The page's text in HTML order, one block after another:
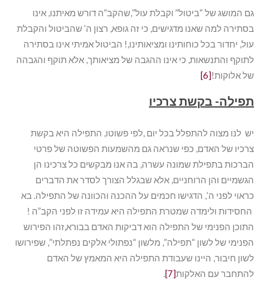
גם המושג של “ביטול” וקבלת עול”,שהקב”ה דורש מאיתנו, אינו
בסתירה למה שאנו מדגישים, כי זה גופא, רצון ה’ שהביטול והקבלת
עול, יחדור בכל כוחותינו ומציאותינו,! הביטול אמיתי אינו בסתירה
לתוקף והתנשאות, כי אינו ההגבה של מציאותך, אלא תוקף והגבהה
של אלוקות![6]
תפילה- בקשת צרכיו
יש לנו מצוה להתפלל בכל יום ,לפי פשוטו, התפילה היא בקשת
צרכיו של האדם, כפי שנראה גם מהשמעות הפשוטה של פרטי
הברכות בתפילת שמונה עשרה, בה אנו מבקשים כל צרכינו הן
הגשמיים והן הרוחניים, אלא שבגלל הצורך לסדר את הדברים
כראוי לפני ה’, הדגישו חכמים על ההכנה והכוונה של התפילה. בא
החסידות ולימדה שמטרת התפילה היא עמידה זו לפני הקב”ה !
התוכן הפנימי של התפילה הוא דביקות האדם בבורא,זהו הפירוש
הפנימי של לשון “תפילה”, מלשון “נפתולי אלקים נפתלתי”, שפירושו
לשון חיבור, היינו שעבודת התפילה היא המאמץ של האדם
להתחבר עם האלקות[7]
.